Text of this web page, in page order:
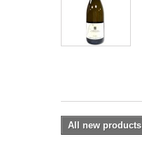
All new products